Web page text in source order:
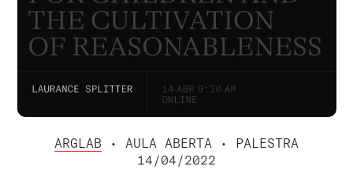
ARGLAB • AULA ABERTA • PALESTRA
14/04/2022